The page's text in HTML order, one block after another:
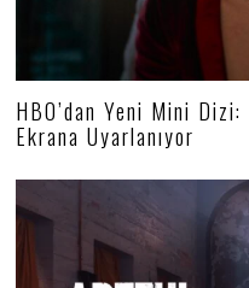
HBO’dan Yeni Mini
Ekrana Uyarlanıyor